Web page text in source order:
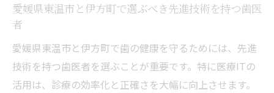
愛媛県東温市と伊方町で選ぶべき先進技術を持つ歯医
者
愛媛県東温市と伊方町で歯の健康を守るためには、先進
技術を持つ歯医者を選ぶことが重要です。特に医療ITの
活用は、診療の効率化と正確さを大幅に向上させます。